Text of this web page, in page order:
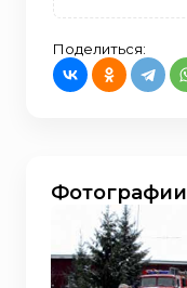
Поделиться:
Фотографии